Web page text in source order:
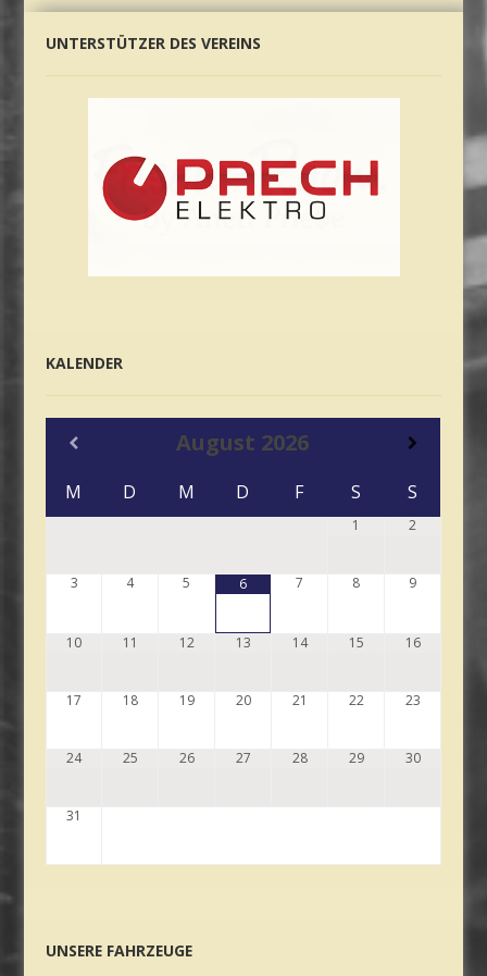
UNTERSTÜTZER DES VEREINS
KALENDER
August 2026
M D M D F S S
1 2
3 4 5 6 7 8 9
10 11 12 13 14 15 16
17 18 19 20 21 22 23
24 25 26 27 28 29 30
31
UNSERE FAHRZEUGE